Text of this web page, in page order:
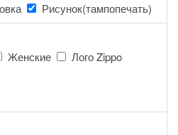
Рисунок(тампопечать)
Женские
Лого Zippo